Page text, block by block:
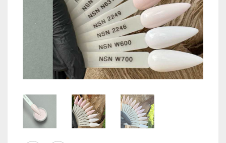
PUDRY BROKATOWE
PUDRY Z DROBINKAMI
PUDRY KOLOR PUR
PUDRY BUDUJĄCE
PUDRY DO FRENCH
PUDRY GALAXY
PUDRY SPARKLE
PUDRY TERMICZNE
PUDRY ŚWIECĄCE